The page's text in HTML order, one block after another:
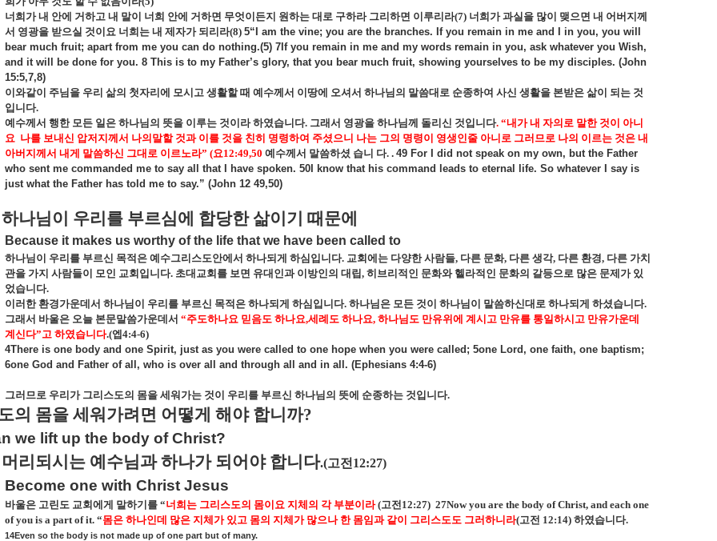
너희가 내 안에 거하고 내 말이 너희 안에 거하면 무엇이든지 원하는 대로 구하라 그리하면 이루리라(7) 너희가 과실을 많이 맺으면 내 어버지께
서 영광을 받으실 것이요 너희는 내 제자가 되리라(8) 5“I am the vine; you are the branches. If you remain in me and I in you, you will
bear much fruit; apart from me you can do nothing.(5) 7If you remain in me and my words remain in you, ask whatever you Wish,
and it will be done for you. 8 This is to my Father’s glory, that you bear much fruit, showing yourselves to be my disciples. (John
15:5,7,8)
이와같이 주님을 우리 삶의 첫자리에 모시고 생활할 때 예수께서 이땅에 오셔서 하나님의 말씀대로 순종하여 사신 생활을 본받은 삶이 되는 것
입니다.
예수께서 행한 모든 일은 하나님의 뜻을 이루는 것이라 하였습니다. 그래서 영광을 하나님께 돌리신 것입니다. “내가 내 자의로 말한 것이 아니
요 나를 보내신 압저지께서 나의말할 것과 이를 것을 친히 명령하여 주셨으니 나는 그의 명령이 영생인줄 아니로 그러므로 나의 이르는 것은 내
아버지께서 내게 말씀하신 그대로 이르노라” (요12:49,50 예수께서 말씀하셨 습니 다. . 49 For I did not speak on my own, but the Father
who sent me commanded me to say all that I have spoken. 50I know that his command leads to eternal life. So whatever I say is
just what the Father has told me to say.” (John 12 49,50)
하나님이 우리를 부르심에 합당한 삶이기 때문에
Because it makes us worthy of the life that we have been called to
하나님이 우리를 부르신 목적은 예수그리스도안에서 하나되게 하심입니다. 교회에는 다양한 사람들, 다른 문화, 다른 생각, 다른 환경, 다른 가치
관을 가지 사람들이 모인 교회입니다. 초대교회를 보면 유대인과 이방인의 대립, 히브리적인 문화와 헬라적인 문화의 갈등으로 많은 문제가 있
었습니다.
이러한 환경가운데서 하나님이 우리를 부르신 목적은 하나되게 하심입니다. 하나님은 모든 것이 하나님이 말씀하신대로 하나되게 하셨습니다.
그래서 바울은 오늘 본문말씀가운데서 “주도하나요 믿음도 하나요,세례도 하나요, 하나님도 만유위에 계시고 만유를 통일하시고 만유가운데
계신다”고 하였습니다.(엡4:4-6)
4There is one body and one Spirit, just as you were called to one hope when you were called; 5one Lord, one faith, one baptism;
6one God and Father of all, who is over all and through all and in all. (Ephesians 4:4-6)
그러므로 우리가 그리스도의 몸을 세워가는 것이 우리를 부르신 하나님의 뜻에 순종하는 것입니다.
의 몸을 세워가려면 어떻게 해야 합니까?
we lift up the body of Christ?
머리되시는 예수님과 하나가 되어야 합니다.(고전 12:27)
Become one with Christ Jesus
바울은 고린도 교회에게 말하기를 “너희는 그리스도의 몸이요 지체의 각 부분이라(고전12:27) 27Now you are the body of Christ, and each one
of you is a part of it. “몸은 하나인데 많은 지체가 있고 몸의 지체가 많으나 한 몸임과 같이 그리스도도 그러하니라(고전 12:14) 하였습니다.
14Even so the body is not made up of one part but of many.